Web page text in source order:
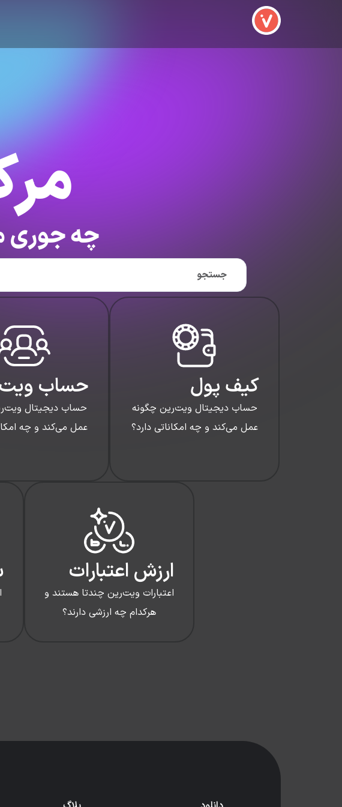
چه جوری
کیف پول
حساب دیجیتال ویت‌رین چگونه
عمل می‌کند و چه امكاناتی دارد؟
حساب
حساب دیجیتال
عمل می‌کند و چه
ارزش اعتبارات
اعتبارات ویت‌رین چندتا هستند و
هرکدام چه ارزشی دارند؟